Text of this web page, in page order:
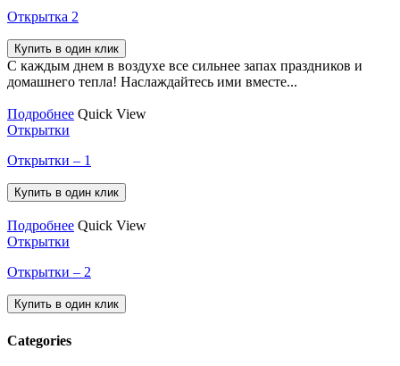
Открытка 2
Купить в один клик
С каждым днем в воздухе все сильнее запах праздников и
домашнего тепла! Наслаждайтесь ими вместе...
Подробнее Quick View
Открытки
Открытки – 1
Купить в один клик
Подробнее Quick View
Открытки
Открытки – 2
Купить в один клик
Categories